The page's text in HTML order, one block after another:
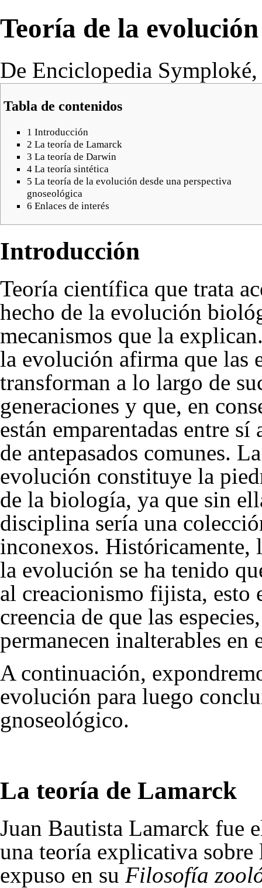
Teoría de la evolución
De Enciclopedia
Tabla de contenidos
1 Introducción
2 La teoría de Lamarck
3 La teoría de Darwin
4 La teoría sintética
5 La teoría de la evolución desde una perspectiva
gnoseológica
6 Enlaces de interés
Introducción
Teoría científica que trata
hecho de la evolución
mecanismos que la
la evolución afirma que las
transforman a lo largo de
generaciones y que, en
están emparentadas entre sí
de antepasados comunes.
evolución constituye la
de la biología, ya que sin
disciplina sería una
inconexos. Históricamente,
la evolución se ha tenido
al creacionismo fijista, esto
creencia de que las
permanecen inalterables en
A continuación,
evolución para luego
gnoseológico.
La teoría de Lamarck
Juan Bautista Lamarck fue
una teoría explicativa
expuso en su Filosofía